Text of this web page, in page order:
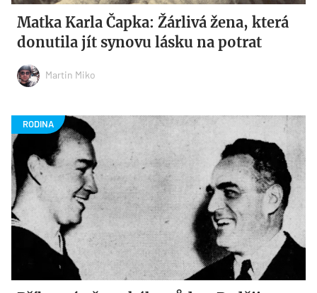
Matka Karla Čapka: Žárlivá žena, která
donutila jít synovu lásku na potrat
Martin Miko